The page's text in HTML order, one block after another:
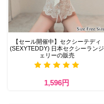
【セール開催中】セクシーテディ
(SEXYTEDDY) 日本セクシーランジ
ェリーの販売
1,596円